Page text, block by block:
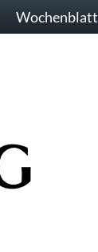
Wochenblatt